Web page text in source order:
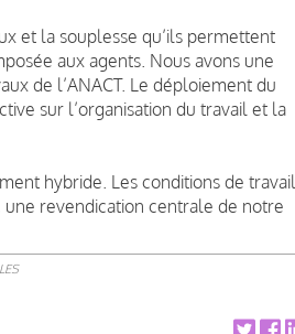
et la souplesse qu’ils permettent
aux agents. Nous avons une
de l’ANACT. Le déploiement du
sur l’organisation du travail et la
hybride. Les conditions de travail
revendication centrale de notre